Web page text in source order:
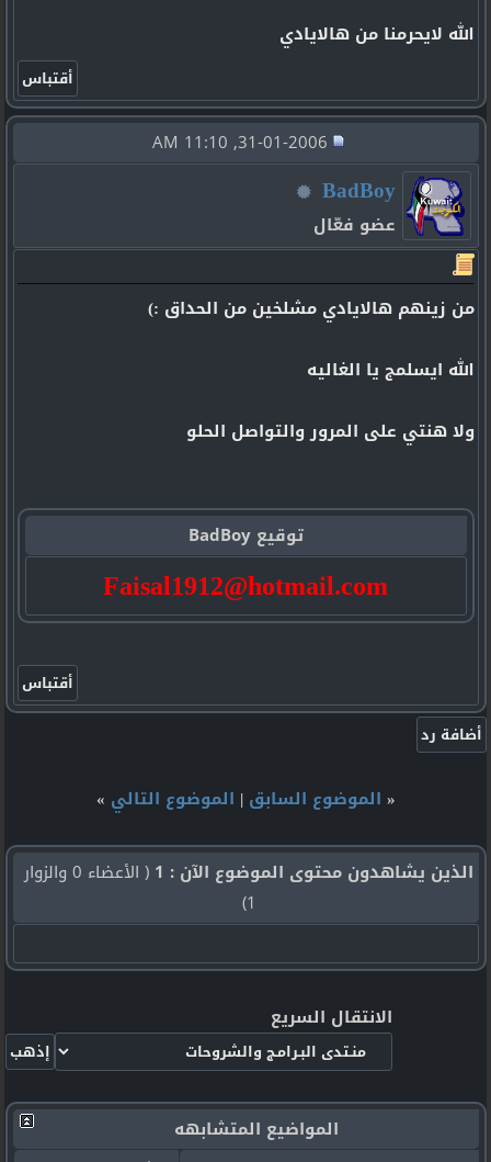
الله لايحرمنا من هالايادي
BadBoy
عضو فعّال
من زينهم هالايادي مشلخين من الحداق :)
الله ايسلمج يا الغاليه
ولا هنتي على المرور والتواصل الحلو
توقيع BadBoy
Faisal1912@hotmail.com
« الموضوع السابق | الموضوع التالي »
الذين يشاهدون محتوى الموضوع الآن : 1
( الأعضاء 0 والزوار
1)
الانتقال السريع
المواضيع المتشابهه